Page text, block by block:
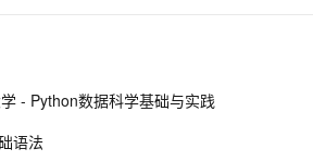
新手拥有一个网站需要哪些流程和
无响应的解决方法
- Python数据科学基础与实践
语法